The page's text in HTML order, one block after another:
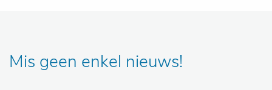
Mis geen enkel nieuws!